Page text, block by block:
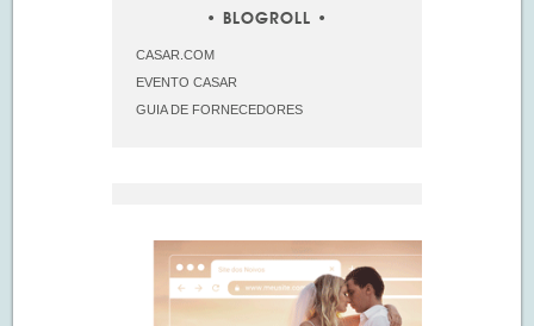
BLOGROLL
CASAR.COM
EVENTO CASAR
GUIA DE FORNECEDORES